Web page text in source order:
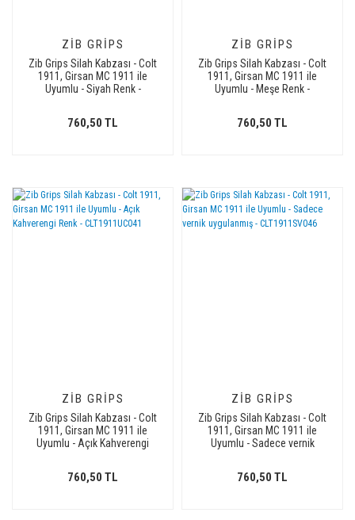
ZIB GRIPS
Zib Grips Silah Kabzası - Colt
1911, Girsan MC 1911 ile
Uyumlu - Siyah Renk -
760,50 TL
ZIB GRIPS
Zib Grips Silah Kabzası - Colt
1911, Girsan MC 1911 ile
Uyumlu - Meşe Renk -
760,50 TL
ZIB GRIPS
Zib Grips Silah Kabzası - Colt
1911, Girsan MC 1911 ile
Uyumlu - Açık Kahverengi
760,50 TL
ZIB GRIPS
Zib Grips Silah Kabzası - Colt
1911, Girsan MC 1911 ile
Uyumlu - Sadece vernik
760,50 TL